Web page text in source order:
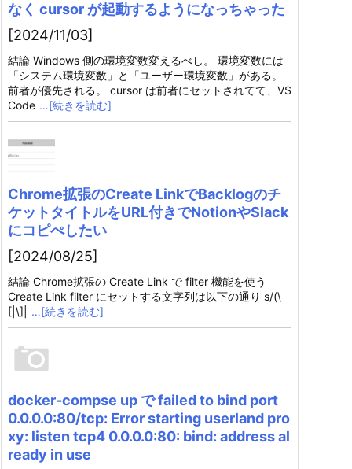
なく cursor が起動するようになっちゃった
[2024/11/03]
結論 Windows 側の環境変数変えるべし。 環境変数には
「システム環境変数」と「ユーザー環境変数」がある。
前者が優先される。 cursor は前者にセットされてて、VS
Code …[続きを読む]
Chrome拡張のCreate LinkでBacklogのチ
ケットタイトルをURL付きでNotionやSlack
にコピぺしたい
[2024/08/25]
結論 Chrome拡張の Create Link で filter 機能を使う
Create Link filter にセットする文字列は以下の通り s/(\
[|\]|
…[続きを読む]
docker-compse up で failed to bind port
0.0.0.0:80/tcp: Error starting userland pro
xy: listen tcp4 0.0.0.0:80: bind: address al
ready in use